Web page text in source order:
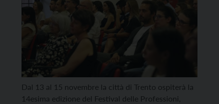
Dal 13 al 15 novembre la città di Trento ospiterà la
14esima edizione del Festival delle Professioni,